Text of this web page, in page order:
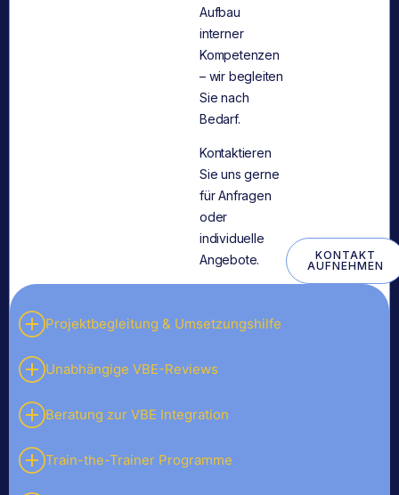
Aufbau
interner
Kompetenzen
– wir begleiten
Sie nach
Bedarf.
Kontaktieren
Sie uns gerne
für Anfragen
oder
individuelle
Angebote.
KONTAKT
AUFNEHMEN
Projektbegleitung & Umsetzungshilfe
Unabhängige VBE-Reviews
Beratung zur VBE Integration
Train-the-Trainer Programme